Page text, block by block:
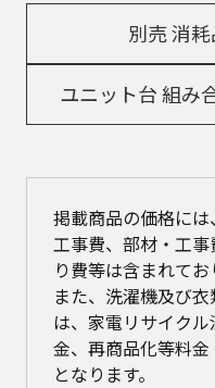
別売 消
ユニット台 組み
掲載商品の価格に
工事費、部材・工
り費等は含まれてお
また、洗濯機及び
は、家電リサイク
金、再商品化等料
となります。